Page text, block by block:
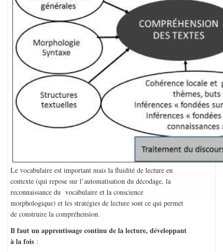
Le vocabulaire est important mais la fluidité de lecture en
contexte (qui repose sur l’automatisation du décodage, la
reconnaissance du vocabulaire et la conscience
morphologique) et les stratégies de lecture sont ce qui permet
de construire la compréhension.
Il faut un apprentissage continu de la lecture, développant
à la fois :